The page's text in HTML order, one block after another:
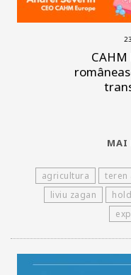
MAI
agricultura teren
liviu zagan